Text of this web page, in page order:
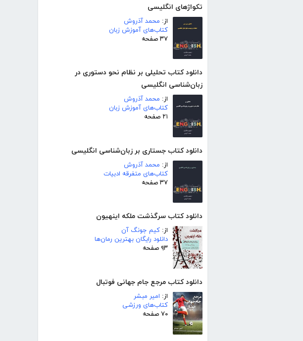
تکواژهای انگلیسی
از: محمد آذروش
کتاب‌های آموزش زبان
۳۷ صفحه
دانلود کتاب تحلیلی بر نظام نحو دستوری در
زبان‌شناسی انگلیسی
از: محمد آذروش
کتاب‌های آموزش زبان
۲۱ صفحه
دانلود کتاب جستاری بر زبان‌شناسی انگلیسی
از: محمد آذروش
کتاب‌های متفرقه ادبیات
۳۷ صفحه
دانلود کتاب سرگذشت ملکه اینهیون
از: کیم جونگ آن
دانلود رایگان بهترین رمان‌ها
۹۳ صفحه
دانلود کتاب مرجع جام جهانی فوتبال
از: امیر مبشر
کتاب‌های ورزشی
۷۰ صفحه